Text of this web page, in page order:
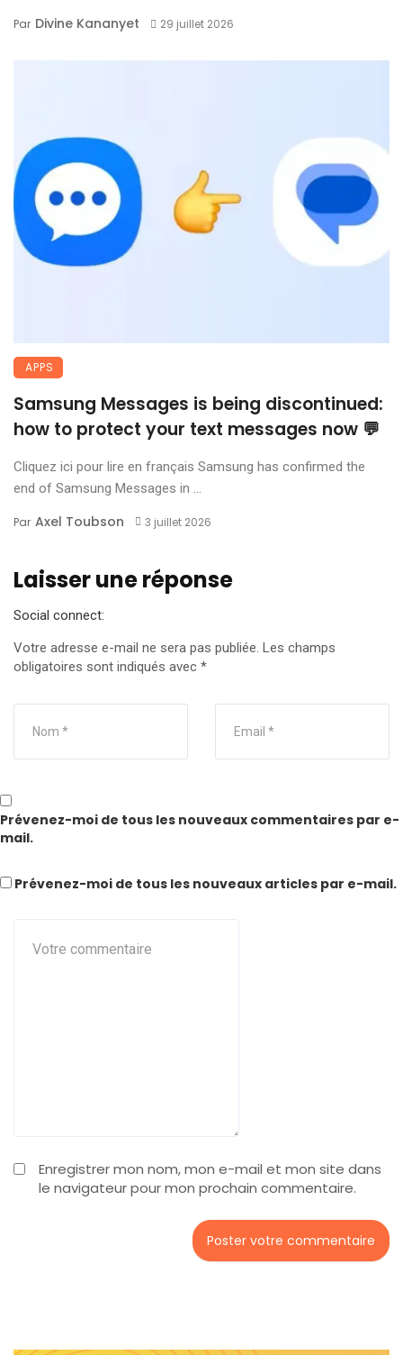
Par Divine Kananyet 29 juillet 2026
APPS
Samsung Messages is being discontinued:
how to protect your text messages now 💬
Cliquez ici pour lire en français Samsung has confirmed the
end of Samsung Messages in ...
Par Axel Toubson 3 juillet 2026
Laisser une réponse
Social connect:
Votre adresse e-mail ne sera pas publiée. Les champs
obligatoires sont indiqués avec *
Enregistrer mon nom, mon e-mail et mon site dans
le navigateur pour mon prochain commentaire.
Prévenez-moi de tous les nouveaux commentaires par e-
mail.
Prévenez-moi de tous les nouveaux articles par e-mail.